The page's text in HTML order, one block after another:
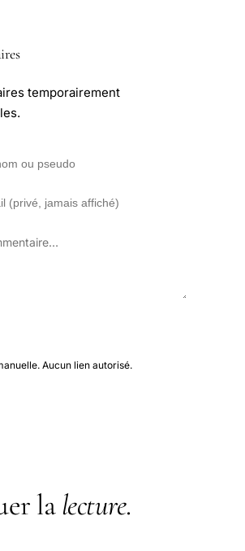
temporairement
Aucun lien autorisé.
la lecture.